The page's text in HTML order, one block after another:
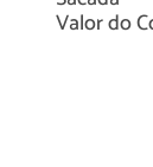
Valor do